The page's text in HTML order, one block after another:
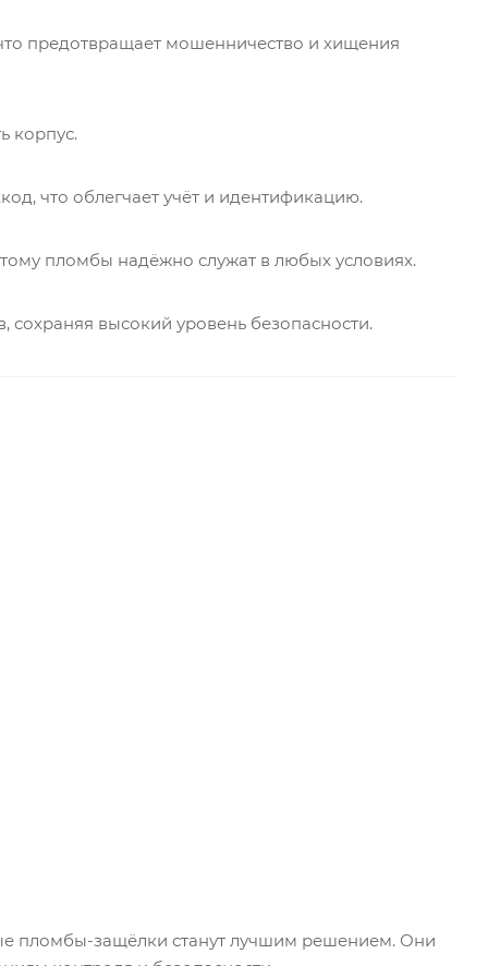
предотвращает мошенничество и хищения
корпус.
что облегчает учёт и идентификацию.
пломбы надёжно служат в любых условиях.
сохраняя высокий уровень безопасности.
пломбы-защёлки станут лучшим решением. Они